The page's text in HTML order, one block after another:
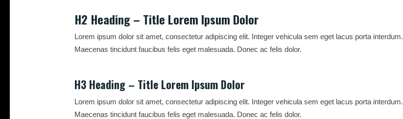
H2 Heading – Title Lorem Ipsum Dolor
Lorem ipsum dolor sit amet, consectetur adipiscing elit. Integer vehicula sem eget lacus porta interdum.
Maecenas tincidunt faucibus felis eget malesuada. Donec ac felis dolor.
H3 Heading – Title Lorem Ipsum Dolor
Lorem ipsum dolor sit amet, consectetur adipiscing elit. Integer vehicula sem eget lacus porta interdum.
Maecenas tincidunt faucibus felis eget malesuada. Donec ac felis dolor.